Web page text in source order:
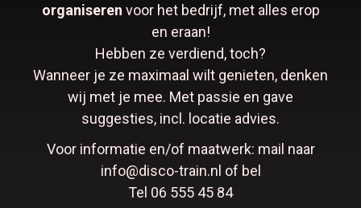
organiseren voor het bedrijf, met alles erop
en eraan!
Hebben ze verdiend, toch?
Wanneer je ze maximaal wilt genieten, denken
wij met je mee. Met passie en gave
suggesties, incl. locatie advies.
Voor informatie en/of maatwerk: mail naar
info@disco-train.nl of bel
Tel 06 555 45 84